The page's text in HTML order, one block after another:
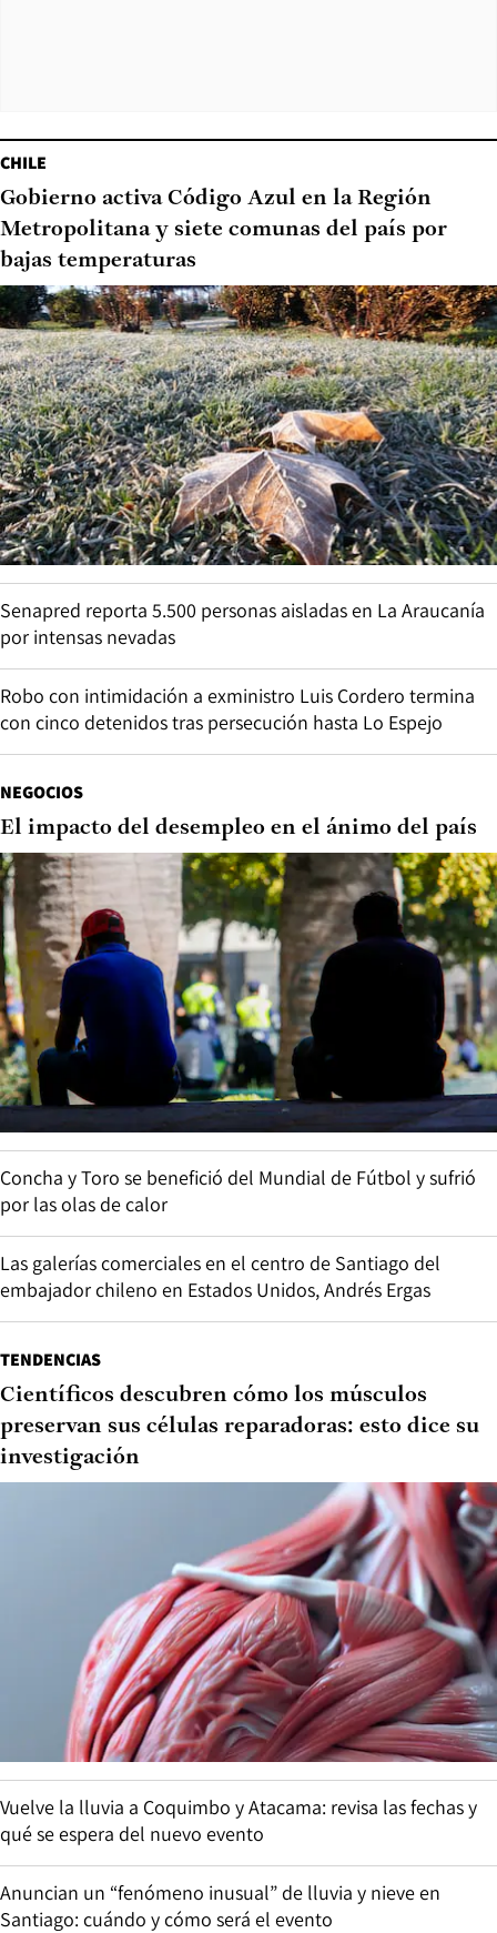
CHILE
Gobierno activa Código Azul en la Región
Metropolitana y siete comunas del país por
bajas temperaturas
Senapred reporta 5.500 personas aisladas en La Araucanía
por intensas nevadas
Robo con intimidación a exministro Luis Cordero termina
con cinco detenidos tras persecución hasta Lo Espejo
NEGOCIOS
El impacto del desempleo en el ánimo del país
Concha y Toro se benefició del Mundial de Fútbol y sufrió
por las olas de calor
Las galerías comerciales en el centro de Santiago del
embajador chileno en Estados Unidos, Andrés Ergas
TENDENCIAS
Científicos descubren cómo los músculos
preservan sus células reparadoras: esto dice su
investigación
Vuelve la lluvia a Coquimbo y Atacama: revisa las fechas y
qué se espera del nuevo evento
Anuncian un “fenómeno inusual” de lluvia y nieve en
Santiago: cuándo y cómo será el evento